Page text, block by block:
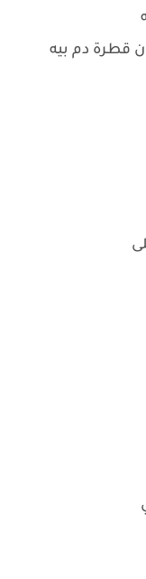
قطرة دم بيه